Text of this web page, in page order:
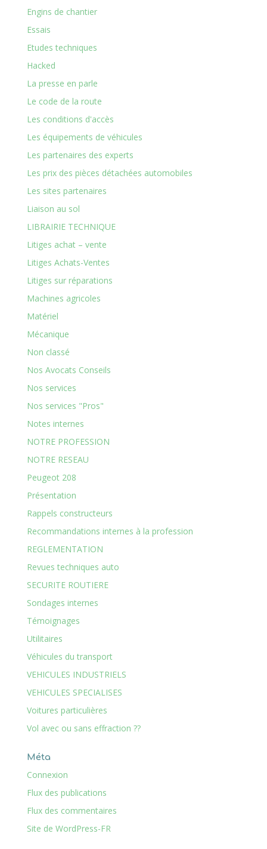
Engins de chantier
Essais
Etudes techniques
Hacked
La presse en parle
Le code de la route
Les conditions d'accès
Les équipements de véhicules
Les partenaires des experts
Les prix des pièces détachées automobiles
Les sites partenaires
Liaison au sol
LIBRAIRIE TECHNIQUE
Litiges achat – vente
Litiges Achats-Ventes
Litiges sur réparations
Machines agricoles
Matériel
Mécanique
Non classé
Nos Avocats Conseils
Nos services
Nos services "Pros"
Notes internes
NOTRE PROFESSION
NOTRE RESEAU
Peugeot 208
Présentation
Rappels constructeurs
Recommandations internes à la profession
REGLEMENTATION
Revues techniques auto
SECURITE ROUTIERE
Sondages internes
Témoignages
Utilitaires
Véhicules du transport
VEHICULES INDUSTRIELS
VEHICULES SPECIALISES
Voitures particulières
Vol avec ou sans effraction ??
Méta
Connexion
Flux des publications
Flux des commentaires
Site de WordPress-FR